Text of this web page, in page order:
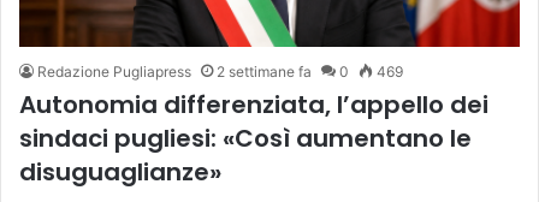
Redazione Pugliapress 2 settimane fa 0 469
Autonomia differenziata, l’appello dei
sindaci pugliesi: «Così aumentano le
disuguaglianze»